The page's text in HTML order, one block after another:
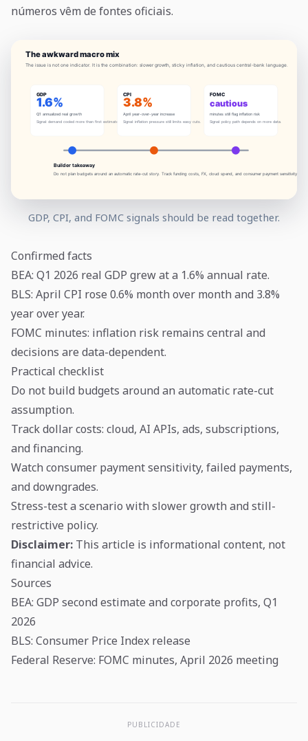
números vêm de fontes oficiais.
GDP, CPI, and FOMC signals should be read together.
Confirmed facts
BEA: Q1 2026 real GDP grew at a 1.6% annual rate.
BLS: April CPI rose 0.6% month over month and 3.8%
year over year.
FOMC minutes: inflation risk remains central and
decisions are data-dependent.
Practical checklist
Do not build budgets around an automatic rate-cut
assumption.
Track dollar costs: cloud, AI APIs, ads, subscriptions,
and financing.
Watch consumer payment sensitivity, failed payments,
and downgrades.
Stress-test a scenario with slower growth and still-
restrictive policy.
Disclaimer: This article is informational content, not
financial advice.
Sources
BEA: GDP second estimate and corporate profits, Q1
2026
BLS: Consumer Price Index release
Federal Reserve: FOMC minutes, April 2026 meeting
PUBLICIDADE